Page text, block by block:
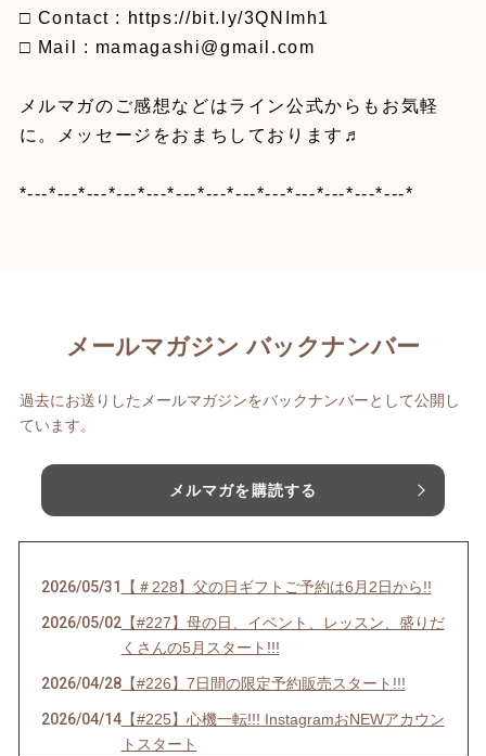
□ Contact : https://bit.ly/3QNImh1
□ Mail : mamagashi@gmail.com
メルマガのご感想などはライン公式からもお気軽
に。メッセージをおまちしております♬
*---*---*---*---*---*---*---*---*---*---*---*---*---*
メールマガジン バックナンバー
過去にお送りしたメールマガジンをバックナンバーとして公開し
ています。
メルマガを購読する
2026/05/31 【＃228】父の日ギフトご予約は6月2日から!!
2026/05/02【#227】母の日、イベント、レッスン、盛りだ
くさんの5月スタート!!!
2026/04/28【#226】7日間の限定予約販売スタート!!!
2026/04/14【#225】心機一転!!! InstagramおNEWアカウン
トスタート